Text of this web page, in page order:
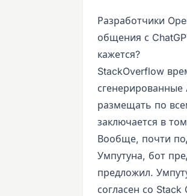
Разработчики
общения с
кажется?
StackOverflow
сгенерированные
размещать по
заключается в
Вообще, почти
Умпутуна, бот
предложил.
согласен со Stack